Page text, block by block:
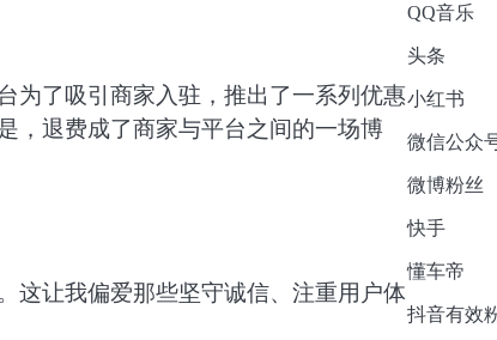
为了吸引商家入驻，推出了一系列优惠
，退费成了商家与平台之间的一场博
这让我偏爱那些坚守诚信、注重用户体
QQ音乐
头条
小红书
微信公众
微博粉丝
快手
懂车帝
抖音有效